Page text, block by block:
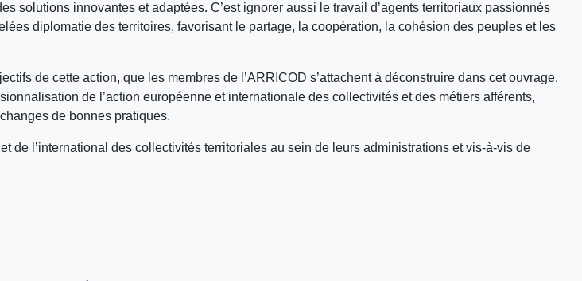
solutions innovantes et adaptées. C’est ignorer aussi le travail d’agents territoriaux passionnés
diplomatie des territoires, favorisant le partage, la coopération, la cohésion des peuples et les
de cette action, que les membres de l’ARRICOD s’attachent à déconstruire dans cet ouvrage.
de l’action européenne et internationale des collectivités et des métiers afférents,
de bonnes pratiques.
de l’international des collectivités territoriales au sein de leurs administrations et vis-à-vis de